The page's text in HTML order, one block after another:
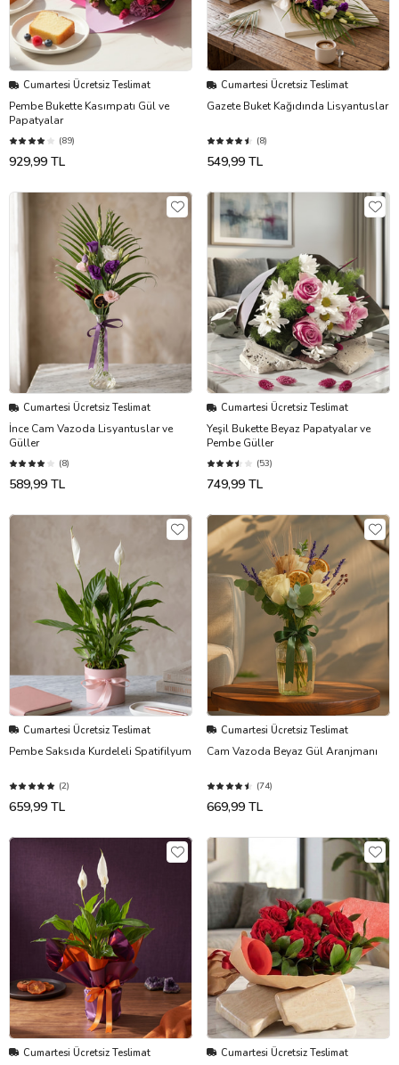
Cumartesi Ücretsiz Teslimat
Pembe Bukette Kasımpatı Gül ve
Papatyalar
(89)
929,99 TL
Cumartesi Ücretsiz Teslimat
Gazete Buket Kağıdında Lisyantuslar
(8)
549,99 TL
Cumartesi Ücretsiz Teslimat
İnce Cam Vazoda Lisyantuslar ve
Güller
(8)
589,99 TL
Cumartesi Ücretsiz Teslimat
Yeşil Bukette Beyaz Papatyalar ve
Pembe Güller
(53)
749,99 TL
Cumartesi Ücretsiz Teslimat
Pembe Saksıda Kurdeleli Spatifilyum
(2)
659,99 TL
Cumartesi Ücretsiz Teslimat
Cam Vazoda Beyaz Gül Aranjmanı
(74)
669,99 TL
Cumartesi Ücretsiz Teslimat Cumartesi Ücretsiz Teslimat